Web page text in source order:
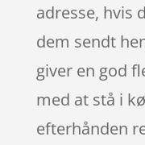
adresse, hvis
dem sendt
giver en god
med at stå i
efterhånden